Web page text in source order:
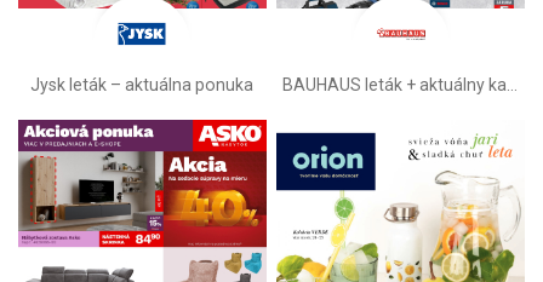
Jysk leták – aktuálna ponuka